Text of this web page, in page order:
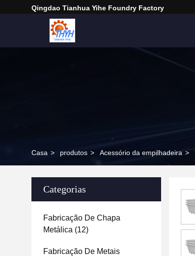
Qingdao Tianhua Yihe Foundry Factory
Casa > produtos > Acessório da empilhadeira >
Categorias
Fabricação De Chapa
Metálica (12)
Fabricação De Metais